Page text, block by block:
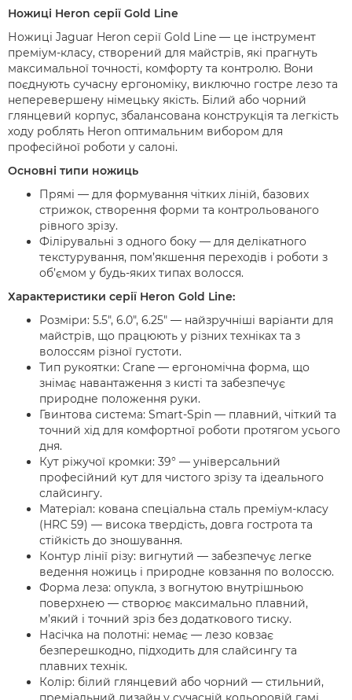
Ножиці Heron серії Gold Line
Ножиці Jaguar Heron серії Gold Line — це інструмент
преміум-класу, створений для майстрів, які прагнуть
максимальної точності, комфорту та контролю. Вони
поєднують сучасну ергономіку, виключно гостре лезо та
неперевершену німецьку якість. Білий або чорний
глянцевий корпус, збалансована конструкція та легкість
ходу роблять Heron оптимальним вибором для
професійної роботи у салоні.
Основні типи ножиць
Прямі — для формування чітких ліній, базових
стрижок, створення форми та контрольованого
рівного зрізу.
Філірувальні з одного боку — для делікатного
текстурування, пом’якшення переходів і роботи з
об’ємом у будь-яких типах волосся.
Характеристики серії Heron Gold Line:
Розміри: 5.5", 6.0", 6.25" — найзручніші варіанти для
майстрів, що працюють у різних техніках та з
волоссям різної густоти.
Тип рукоятки: Crane — ергономічна форма, що
знімає навантаження з кисті та забезпечує
природне положення руки.
Гвинтова система: Smart-Spin — плавний, чіткий та
точний хід для комфортної роботи протягом усього
дня.
Кут ріжучої кромки: 39° — універсальний
професійний кут для чистого зрізу та ідеального
слайсингу.
Матеріал: кована спеціальна сталь преміум-класу
(HRC 59) — висока твердість, довга гострота та
стійкість до зношування.
Контур лінії різу: вигнутий — забезпечує легке
ведення ножиць і природне ковзання по волоссю.
Форма леза: опукла, з вогнутою внутрішньою
поверхнею — створює максимально плавний,
м’який і точний зріз без додаткового тиску.
Насічка на полотні: немає — лезо ковзає
безперешкодно, підходить для слайсингу та
плавних технік.
Колір: білий глянцевий або чорний — стильний,